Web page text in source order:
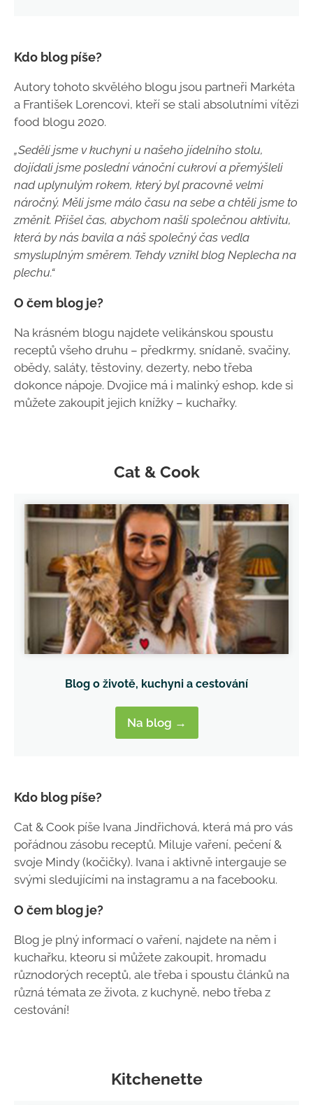
Kdo blog píše?
Autory tohoto skvělého blogu jsou partneři Markéta
a František Lorencovi, kteří se stali absolutními vítězi
food blogu 2020.
„Seděli jsme v kuchyni u našeho jídelního stolu,
dojídali jsme poslední vánoční cukroví a přemýšleli
nad uplynulým rokem, který byl pracovně velmi
náročný. Měli jsme málo času na sebe a chtěli jsme to
změnit. Přišel čas, abychom našli společnou aktivitu,
která by nás bavila a náš společný čas vedla
smysluplným směrem. Tehdy vznikl blog Neplecha na
plechu.“
O čem blog je?
Na krásném blogu najdete velikánskou spoustu
receptů všeho druhu – předkrmy, snídaně, svačiny,
obědy, saláty, těstoviny, dezerty, nebo třeba
dokonce nápoje. Dvojice má i malinký eshop, kde si
můžete zakoupit jejich knížky – kuchařky.
Cat & Cook
Blog o životě, kuchyni a cestování
Na blog →
Kdo blog píše?
Cat & Cook píše Ivana Jindřichová, která má pro vás
pořádnou zásobu receptů. Miluje vaření, pečení &
svoje Mindy (kočičky). Ivana i aktivně intergauje se
svými sledujícími na instagramu a na facebooku.
O čem blog je?
Blog je plný informací o vaření, najdete na něm i
kuchařku, kteoru si můžete zakoupit, hromadu
různodorých receptů, ale třeba i spoustu článků na
různá témata ze života, z kuchyně, nebo třeba z
cestování!
Kitchenette